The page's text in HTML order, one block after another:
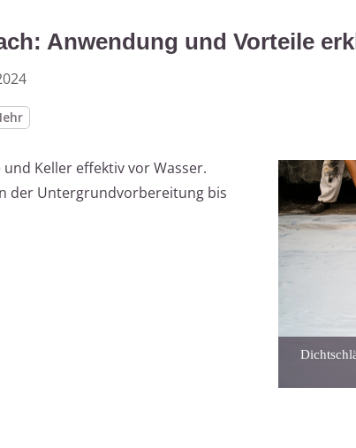
Anwendung und Vorteile
Keller effektiv vor Wasser.
der Untergrundvorbereitung bis